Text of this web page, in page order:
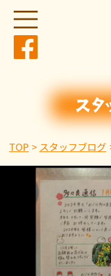
TOP スタッフブログ